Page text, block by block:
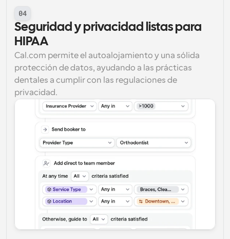
04
Seguridad y privacidad listas para
HIPAA
Cal.com permite el autoalojamiento y una sólida
protección de datos, ayudando a las prácticas
dentales a cumplir con las regulaciones de
privacidad.